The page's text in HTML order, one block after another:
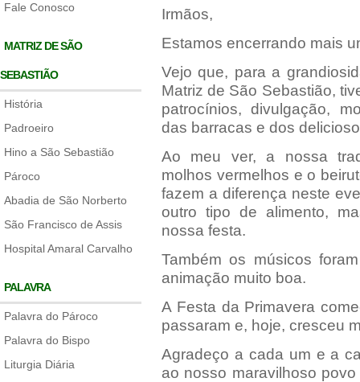
Fale Conosco
MATRIZ DE SÃO
SEBASTIÃO
História
Padroeiro
Hino a São Sebastião
Pároco
Abadia de São Norberto
São Francisco de Assis
Hospital Amaral Carvalho
PALAVRA
Palavra do Pároco
Palavra do Bispo
Liturgia Diária
Irmãos,
Estamos encerrando mais
Vejo que, para a
Matriz de São Sebastião,
patrocínios, divulgação,
das barracas e dos
Ao meu ver, a nossa
molhos vermelhos e o
fazem a diferença neste
outro tipo de alimento,
nossa festa.
Também os músicos
animação muito boa.
A Festa da Primavera
passaram e, hoje, cresceu
Agradeço a cada um e a
ao nosso maravilhoso